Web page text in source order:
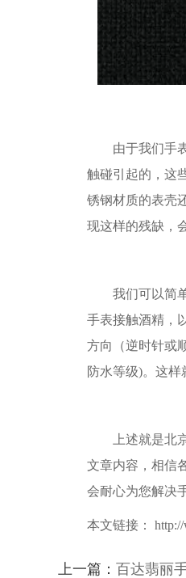
由于我们手表
触碰引起的，这
锈钢材质的表壳
现这样的残缺，
我们可以简单
手表接触酒精，
方向（逆时针或
防水等级)。这样
上述就是北京
文章内容，相信
会耐心为您解决
本文链接： http://
上一篇： 百达翡丽